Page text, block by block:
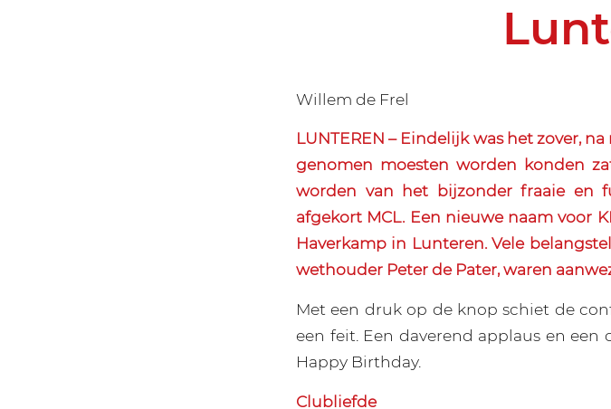
Willem de Frel
LUNTEREN – Eindelijk was het zover,
genomen moesten worden konden
worden van het bijzonder fraaie en
afgekort MCL. Een nieuwe naam voor
Haverkamp in Lunteren. Vele
wethouder Peter de Pater, waren
Met een druk op de knop schiet de
een feit. Een daverend applaus en
Happy Birthday.
Clubliefde